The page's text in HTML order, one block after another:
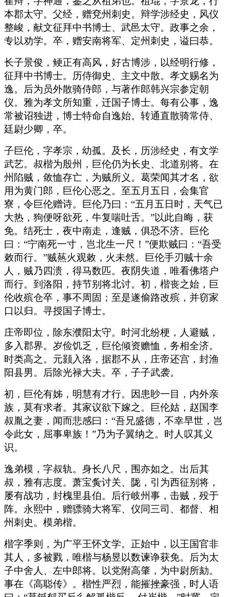
本郡太守。父经，赠兗州刺史。辩学涉经史，风仪
整峻，献文征拜中书博士、武邑太守。政事之余，
专以劝学。卒，赠安南将军、定州刺史，谥曰恭。
长子景俊，鲠正有高风，好古博涉，以经明行修，
征拜中书博士。历侍御史、主文中散。孝文赐名为
逸。后为员外散骑侍郎，与著作郎韩兴宗参定朝
仪。雅为孝文所知重，迁国子博士。每有公事，逸
常被诏独进，博士特命自逸始。转通直散骑常侍、
廷尉少卿，卒。
子巨伦，字孝宗，幼孤。及长，历涉经史，有文学
武艺。叔楷为殷州，巨伦仍为长史、北道别将。在
州陷贼，敛恤存亡，为贼所义。葛荣闻其才名，欲
用为黄门郎，巨伦心恶之。至五月五日，会集官
寮，令巨伦赠诗。巨伦乃曰：“五月五日时，天气已
大热，狗便呀欲死，牛复喘吐舌。”以此自晦，获
免。结死士，夜中南走，逢贼，俱恐不济。巨伦
曰：“宁南死一寸，岂北生一尺！”便欺贼曰：“吾受
敕而行。”贼爇火观敕，火未然。巨伦手刃贼十余
人，贼乃四溃，得马数匹。夜阴失道，唯看佛塔户
而行。到洛阳，持节别将北讨。初，楷丧之始，巨
伦收殡仓卒，事不周固；至是遂偷路改殡，并窃家
口以归。寻授国子博士。
庄帝即位，除东濮阳太守。时河北纷梗，人避贼，
多入郡界。岁俭饥乏，巨伦倾资赡恤，务相全济。
时类高之。元颢入洛，据郡不从，庄帝还宫，封渔
阳县男。后除光禄大夫。卒，子子武袭。
初，巨伦有姊，明慧有才行。因患眇一目，内外亲
族，莫有求者。其家议欲下嫁之。巨伦姑，赵国李
叔胤之妻，闻而悲感曰：“吾兄盛德，不幸早世，岂
令此女，屈事卑族！”乃为子翼纳之。时人叹其义
识。
逸弟模，字叔轨。身长八尺，围亦如之。出后其
叔，雅有志度。萧宝夤讨关、陇，引为西征别将，
屡有战功，封槐里县伯。后行岐州事，击贼，殁于
阵。永熙中，赠骠骑大将军、仪同三司、都督、相
州刺史。模弟楷。
楷字季则，为广平王怀文学。正始中，以王国官非
其人，多被戮，唯楷与杨昱以数谏诤获免。后为太
子中舍人、左中郎将。以党附高肇，为中尉所劾。
事在《高聪传》。楷性严烈，能摧挫豪强，时人语